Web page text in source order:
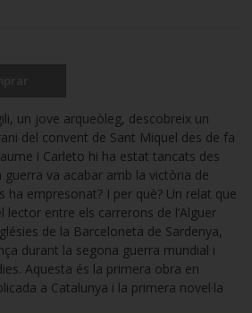
un jove arqueòleg, descobreix un
del convent de Sant Miquel des de fa
i Carleto hi ha estat tancats des
guerra va acabar amb la victòria de
ha empresonat? I per què? Un relat que
entre els carrerons de l’Alguer
de la Barceloneta de Sardenya,
durant la segona guerra mundial i
Aquesta és la primera obra en
a Catalunya i la primera novel·la